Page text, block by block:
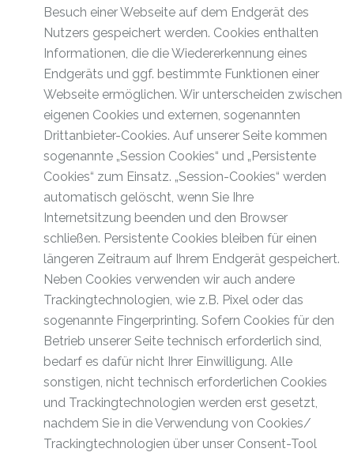
Besuch einer Webseite auf dem Endgerät des
Nutzers gespeichert werden. Cookies enthalten
Informationen, die die Wiedererkennung eines
Endgeräts und ggf. bestimmte Funktionen einer
Webseite ermöglichen. Wir unterscheiden zwischen
eigenen Cookies und externen, sogenannten
Drittanbieter-Cookies. Auf unserer Seite kommen
sogenannte „Session Cookies“ und „Persistente
Cookies“ zum Einsatz. „Session-Cookies“ werden
automatisch gelöscht, wenn Sie Ihre
Internetsitzung beenden und den Browser
schließen. Persistente Cookies bleiben für einen
längeren Zeitraum auf Ihrem Endgerät gespeichert.
Neben Cookies verwenden wir auch andere
Trackingtechnologien, wie z.B. Pixel oder das
sogenannte Fingerprinting. Sofern Cookies für den
Betrieb unserer Seite technisch erforderlich sind,
bedarf es dafür nicht Ihrer Einwilligung. Alle
sonstigen, nicht technisch erforderlichen Cookies
und Trackingtechnologien werden erst gesetzt,
nachdem Sie in die Verwendung von Cookies/
Trackingtechnologien über unser Consent-Tool